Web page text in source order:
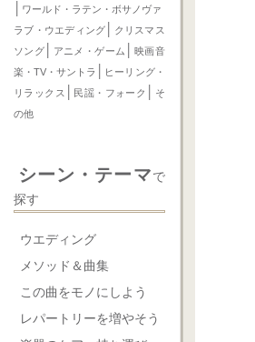
ワールド・ラテン・ボサノヴァ
ラブ・ウエディング
クリスマス
ソング
アニメ・ゲーム
映画音
楽・TV・サントラ
ヒーリング・
リラックス
民謡・フォーク
そ
の他
シーン・テーマで
探す
ウエディング
メソッド＆曲集
この曲をモノにしよう
レパートリーを増やそう